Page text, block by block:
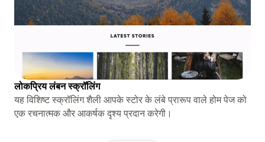
लोकप्रिय लंबन स्क्रॉलिंग
यह विशिष्ट स्क्रॉलिंग शैली आपके स्टोर के लंबे प्रारूप वाले होम पेज को
एक रचनात्मक और आकर्षक दृश्य प्रदान करेगी।